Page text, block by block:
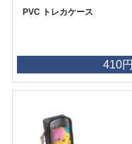
PVC トレカケース
410